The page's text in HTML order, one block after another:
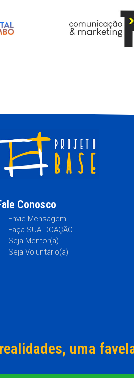
Conosco
Envie Mensagem
Faça SUA DOAÇÃO
Seja Mentor(a)
Seja Voluntário(a)
uma